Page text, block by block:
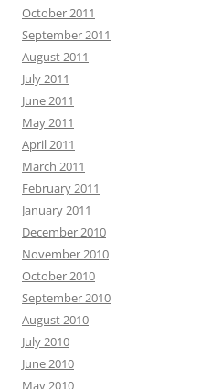
October 2011
September 2011
August 2011
July 2011
June 2011
May 2011
April 2011
March 2011
February 2011
January 2011
December 2010
November 2010
October 2010
September 2010
August 2010
July 2010
June 2010
May 2010